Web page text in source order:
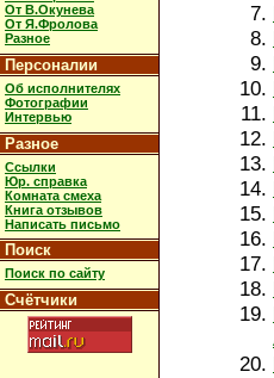
От В.Окунева
От Я.Фролова
Разное
Персоналии
Об исполнителях
Фотографии
Интервью
Разное
Ссылки
Юр. справка
Комната смеха
Книга отзывов
Написать письмо
Поиск
Поиск по сайту
Счётчики